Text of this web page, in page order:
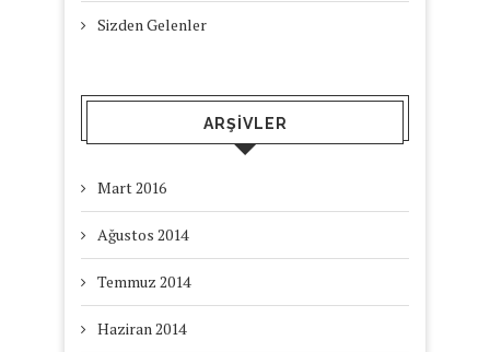
Sizden Gelenler
ARŞIVLER
Mart 2016
Ağustos 2014
Temmuz 2014
Haziran 2014